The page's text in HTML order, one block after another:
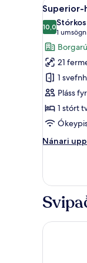
tvo
allar
myndir
fyrir
Superior-
herbergi
fyrir
tvo
23
10,010,0 af 10
1 umsögn
(1
21
1
Pláss
1 stórt
Nánari
Nánari
herbergi
tvo
Jade